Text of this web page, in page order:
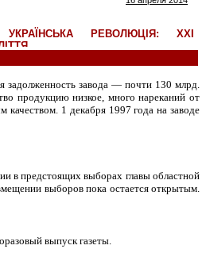
задолженность завода — почти 130 млрд.
продукцию низкое, много нареканий от
качеством. 1 декабря 1997 года на заводе
в предстоящих выборах главы областной
выборов пока остается открытым.
выпуск газеты.